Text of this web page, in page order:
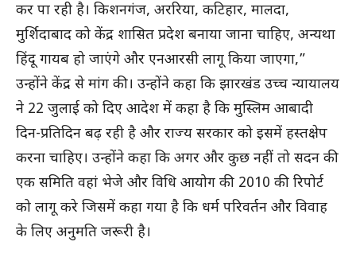
कर पा रही है। किशनगंज, अररिया, कटिहार, मालदा,
मुर्शिदाबाद को केंद्र शासित प्रदेश बनाया जाना चाहिए, अन्यथा
हिंदू गायब हो जाएंगे और एनआरसी लागू किया जाएगा,”
उन्होंने केंद्र से मांग की। उन्होंने कहा कि झारखंड उच्च न्यायालय
ने 22 जुलाई को दिए आदेश में कहा है कि मुस्लिम आबादी
दिन-प्रतिदिन बढ़ रही है और राज्य सरकार को इसमें हस्तक्षेप
करना चाहिए। उन्होंने कहा कि अगर और कुछ नहीं तो सदन की
एक समिति वहां भेजे और विधि आयोग की 2010 की रिपोर्ट
को लागू करे जिसमें कहा गया है कि धर्म परिवर्तन और विवाह
के लिए अनुमति जरूरी है।